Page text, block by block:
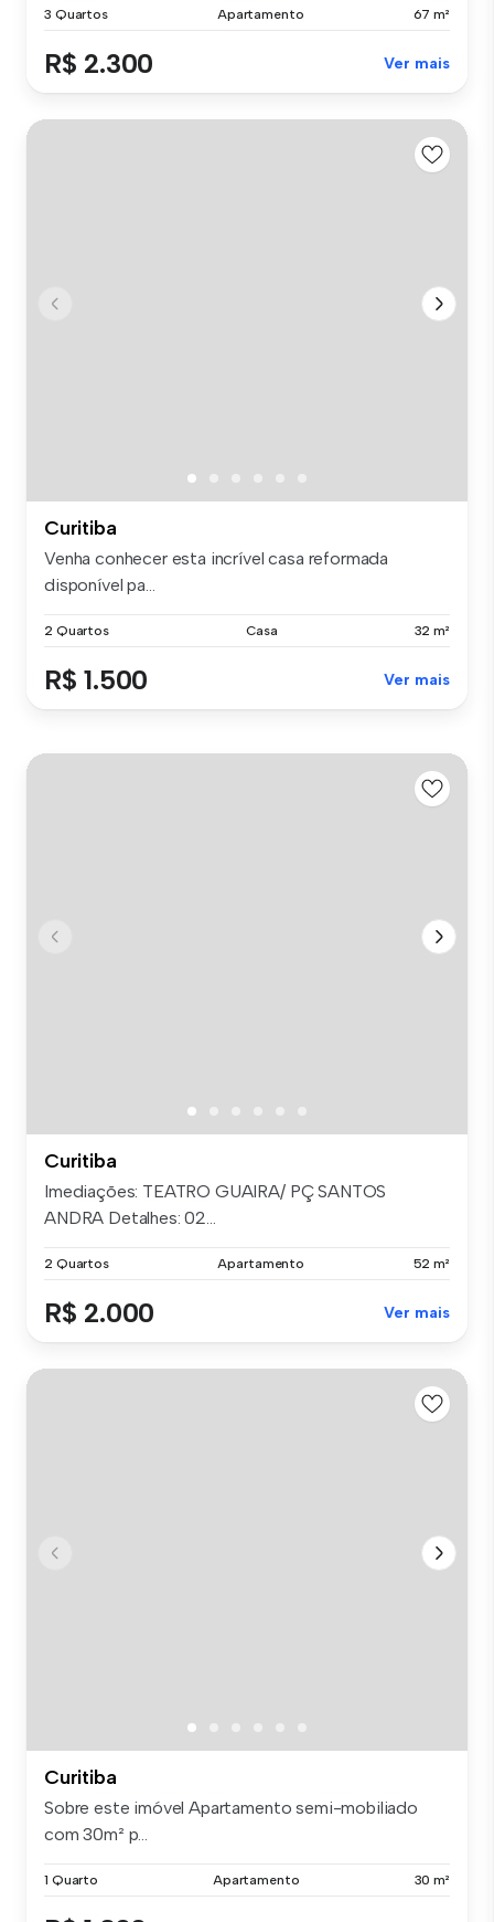
3 Quartos Apartamento 67 m²
R$ 2.300 Ver mais
Curitiba
Venha conhecer esta incrível casa reformada
disponível pa...
2 Quartos Casa 32 m²
R$ 1.500 Ver mais
Curitiba
Imediações: TEATRO GUAIRA/ PÇ SANTOS
ANDRA Detalhes: 02...
2 Quartos Apartamento 52 m²
R$ 2.000 Ver mais
Curitiba
Sobre este imóvel Apartamento semi-mobiliado
com 30m² p...
1 Quarto Apartamento 30 m²